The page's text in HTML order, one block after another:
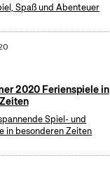
Spaß und Abenteuer
2020 Ferienspiele in
Spiel- und
in besonderen Zeiten